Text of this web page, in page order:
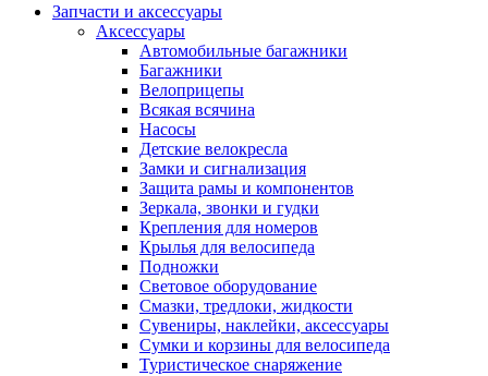
Запчасти и аксессуары
Аксессуары
Автомобильные багажники
Багажники
Велоприцепы
Всякая всячина
Насосы
Детские велокресла
Замки и сигнализация
Защита рамы и компонентов
Зеркала, звонки и гудки
Крепления для номеров
Крылья для велосипеда
Подножки
Световое оборудование
Смазки, тредлоки, жидкости
Сувениры, наклейки, аксессуары
Сумки и корзины для велосипеда
Туристическое снаряжение